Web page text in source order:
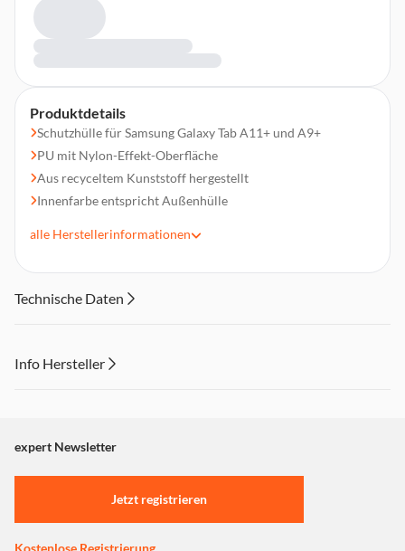
Produktdetails
Schutzhülle für Samsung Galaxy Tab A11+ und A9+
PU mit Nylon-Effekt-Oberfläche
Aus recyceltem Kunststoff hergestellt
Innenfarbe entspricht Außenhülle
Vorderklappe wird zum Standfuß
alle Herstellerinformationen
Technische Daten
Info Hersteller
"Marketing".
Einstellungen anpassen
expert Newsletter
Jetzt registrieren
Kostenlose Registrierung